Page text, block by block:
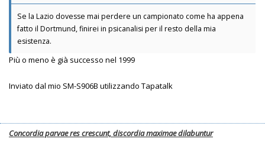
Se la Lazio dovesse mai perdere un campionato come ha appena
fatto il Dortmund, finirei in psicanalisi per il resto della mia
esistenza.
Più o meno è già successo nel 1999
Inviato dal mio SM-S906B utilizzando Tapatalk
Concordia parvae res crescunt, discordia maximae dilabuntur